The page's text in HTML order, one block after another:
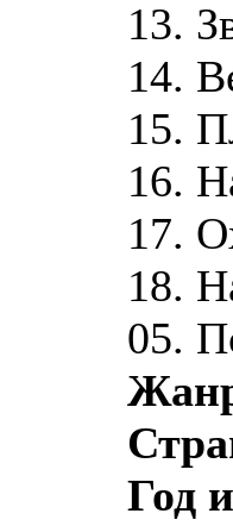
13.
14.
15.
16.
17.
18.
05.
Год